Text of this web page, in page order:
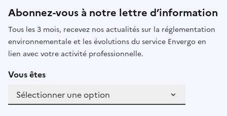
Abonnez-vous à notre lettre d’information
Tous les 3 mois, recevez nos actualités sur la réglementation
environnementale et les évolutions du service Envergo en
lien avec votre activité professionnelle.
Vous êtes